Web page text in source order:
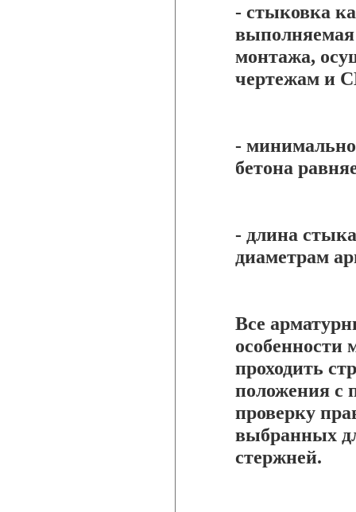
- стыковка
выполняемая
монтажа,
чертежам и
-
бетона
- длина
диаметрам
Все
проходить
положения с
проверку
выбранных
стержней.